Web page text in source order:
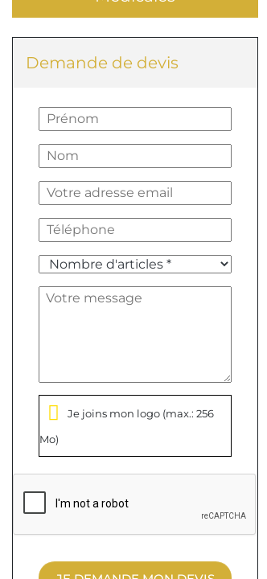
Demande de devis
Je joins mon logo (max.: 256
Mo)